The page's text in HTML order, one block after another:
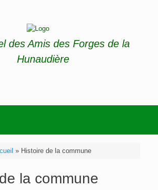
des Amis des Forges de la
Hunaudière
» Histoire de la commune
la commune